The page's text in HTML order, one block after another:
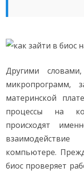
Другими
микропрограмм,
материнской
процессы на
происходят
компьютере.
биос проверяет